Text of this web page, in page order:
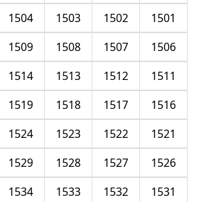
1501
1502
1503
1504
1506
1507
1508
1509
1511
1512
1513
1514
1516
1517
1518
1519
1521
1522
1523
1524
1526
1527
1528
1529
1531
1532
1533
1534